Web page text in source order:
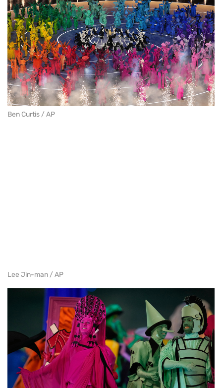
Ben Curtis / AP
Lee Jin-man / AP